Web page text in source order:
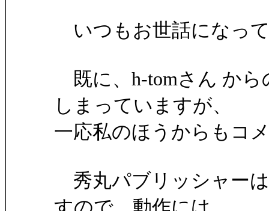
いつもお世話になっ
既に、h-tomさん から
しまっていますが、
一応私のほうからもコ
秀丸パブリッシャーは